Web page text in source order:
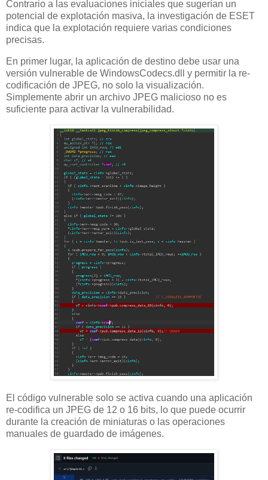
Contrario a las evaluaciones iniciales que sugerían un
potencial de explotación masiva, la investigación de ESET
indica que la explotación requiere varias condiciones
precisas.
En primer lugar, la aplicación de destino debe usar una
versión vulnerable de WindowsCodecs.dll y permitir la re-
codificación de JPEG, no solo la visualización.
Simplemente abrir un archivo JPEG malicioso no es
suficiente para activar la vulnerabilidad.
El código vulnerable solo se activa cuando una aplicación
re-codifica un JPEG de 12 o 16 bits, lo que puede ocurrir
durante la creación de miniaturas o las operaciones
manuales de guardado de imágenes.